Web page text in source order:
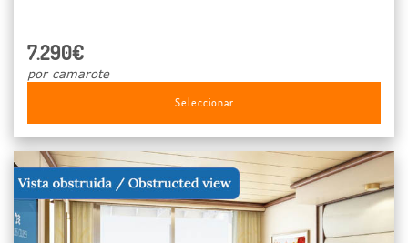
7.290€
por camarote
Seleccionar